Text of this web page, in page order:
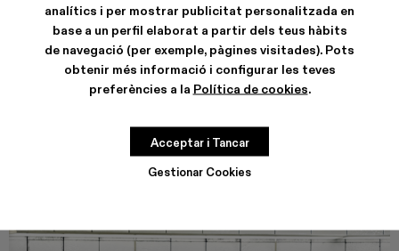
analítics i per mostrar publicitat personalitzada en
base a un perfil elaborat a partir dels teus hàbits
de navegació (per exemple, pàgines visitades). Pots
obtenir més informació i configurar les teves
preferències a la Política de cookies.
Gestionar Cookies
Acceptar i Tancar